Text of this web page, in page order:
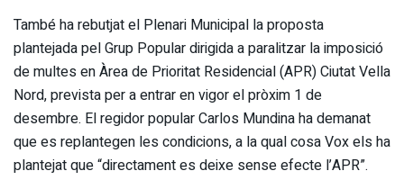
També ha rebutjat el Plenari Municipal la proposta
plantejada pel Grup Popular dirigida a paralitzar la imposició
de multes en Àrea de Prioritat Residencial (APR) Ciutat Vella
Nord, prevista per a entrar en vigor el pròxim 1 de
desembre. El regidor popular Carlos Mundina ha demanat
que es replantegen les condicions, a la qual cosa Vox els ha
plantejat que “directament es deixe sense efecte l’APR”.